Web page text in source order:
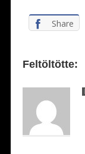
Share
Feltöltötte: